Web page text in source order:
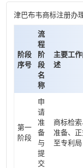
津巴布韦商标注册办
阶段
序号
流
程
阶
段
名
称
主要工
述
第一
阶段
申
请
准
备
与
提
交
商标检
准备、
至专利局